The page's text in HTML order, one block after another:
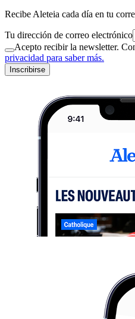
Recibe Aleteia cada día en tu
Tu dirección de correo electrónico
Acepto recibir la newsletter.
privacidad para saber más.
Inscribirse